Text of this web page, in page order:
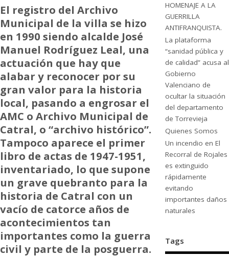
El registro del Archivo
Municipal de la villa se hizo
en 1990 siendo alcalde José
Manuel Rodríguez Leal, una
actuación que hay que
alabar y reconocer por su
gran valor para la historia
local, pasando a engrosar el
AMC o Archivo Municipal de
Catral, o “archivo histórico”.
Tampoco aparece el primer
libro de actas de 1947-1951,
inventariado, lo que supone
un grave quebranto para la
historia de Catral con un
vacío de catorce años de
acontecimientos tan
importantes como la guerra
civil y parte de la posguerra.
HOMENAJE A LA
GUERRILLA
ANTIFRANQUISTA.
La plataforma
“sanidad pública y
de calidad” acusa al
Gobierno
Valenciano de
ocultar la situación
del departamento
de Torrevieja
Quienes Somos
Un incendio en El
Recorral de Rojales
es extinguido
rápidamente
evitando
importantes daños
naturales
Tags